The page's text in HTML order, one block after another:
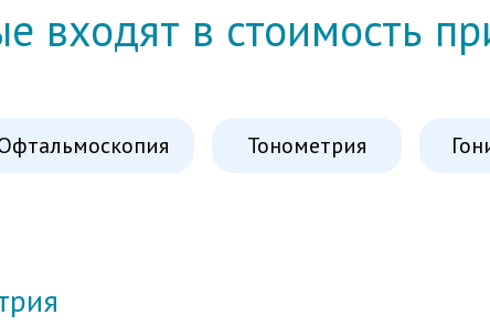
входят в стоимость
Тонометрия